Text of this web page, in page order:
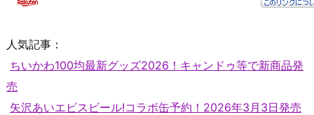
人気記事：
ちいかわ100均最新グッズ2026！キャンドゥ等で新商品発
売
矢沢あいエビスビール!コラボ缶予約！2026年3月3日発売